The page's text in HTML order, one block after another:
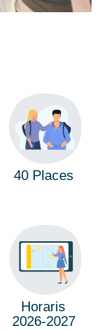
40 Places
Horaris
2026-2027